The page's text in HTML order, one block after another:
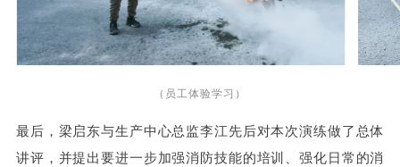
（员工体验学习）
最后，梁启东与生产中心总监李江先后对本次演练做了总体
讲评，并提出要进一步加强消防技能的培训、强化日常的消